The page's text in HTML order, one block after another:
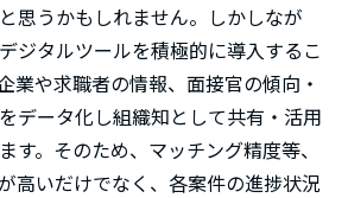
思うかもしれません。しかしなが
ジタルツールを積極的に導入するこ
業や求職者の情報、面接官の傾向・
データ化し組織知として共有・活用
す。そのため、マッチング精度等、
高いだけでなく、各案件の進捗状況